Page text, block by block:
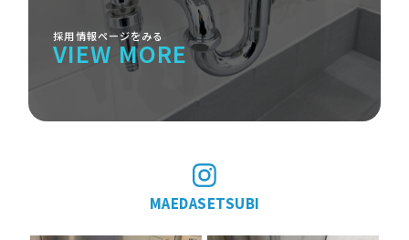
VIEW MORE
MAEDASETSUBI